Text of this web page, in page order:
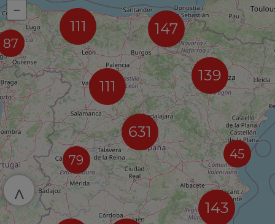
87
111 147
111
79
631
139
45
143
−
^